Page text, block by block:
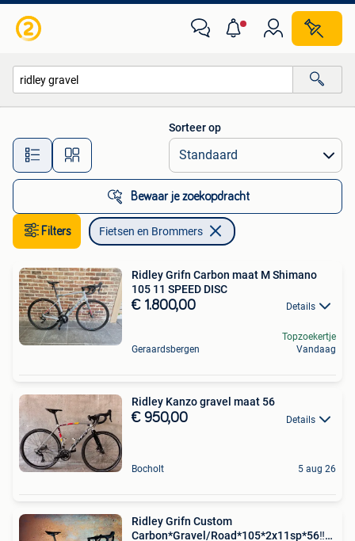
Alle afstanden…
Sorteer op
Bewaar je zoekopdracht
Filters Fietsen en Brommers
Ridley Grifn Carbon maat M Shimano
105 11 SPEED DISC
€ 1.800,00 Details
Geraardsbergen
Topzoekertje
Vandaag
Ridley Kanzo gravel maat 56
€ 950,00 Details
Bocholt 5 aug 26
Ridley Grifn Custom
Carbon*Gravel/Road*105*2x11sp*56‼️